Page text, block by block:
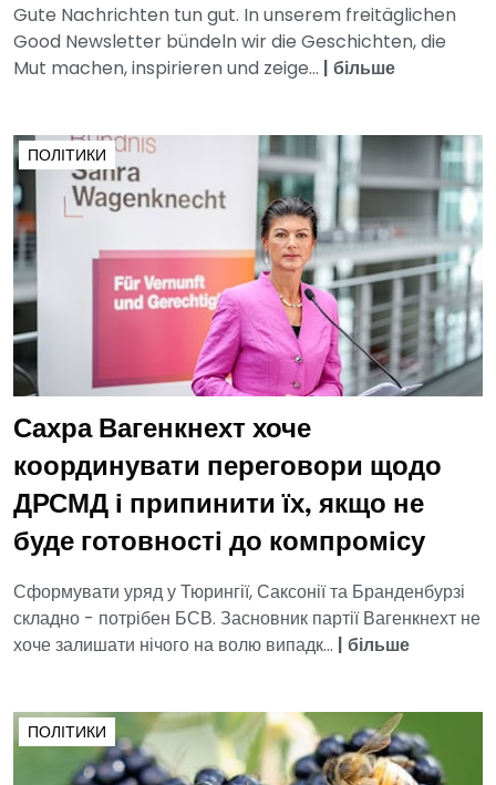
Gute Nachrichten tun gut. In unserem freitäglichen
Good Newsletter bündeln wir die Geschichten, die
Mut machen, inspirieren und zeige... | більше
ПОЛІТИКИ
Сахра Вагенкнехт хоче
координувати переговори щодо
ДРСМД і припинити їх, якщо не
буде готовності до компромісу
Сформувати уряд у Тюрингії, Саксонії та Бранденбурзі
складно - потрібен БСВ. Засновник партії Вагенкнехт не
хоче залишати нічого на волю випадк... | більше
ПОЛІТИКИ